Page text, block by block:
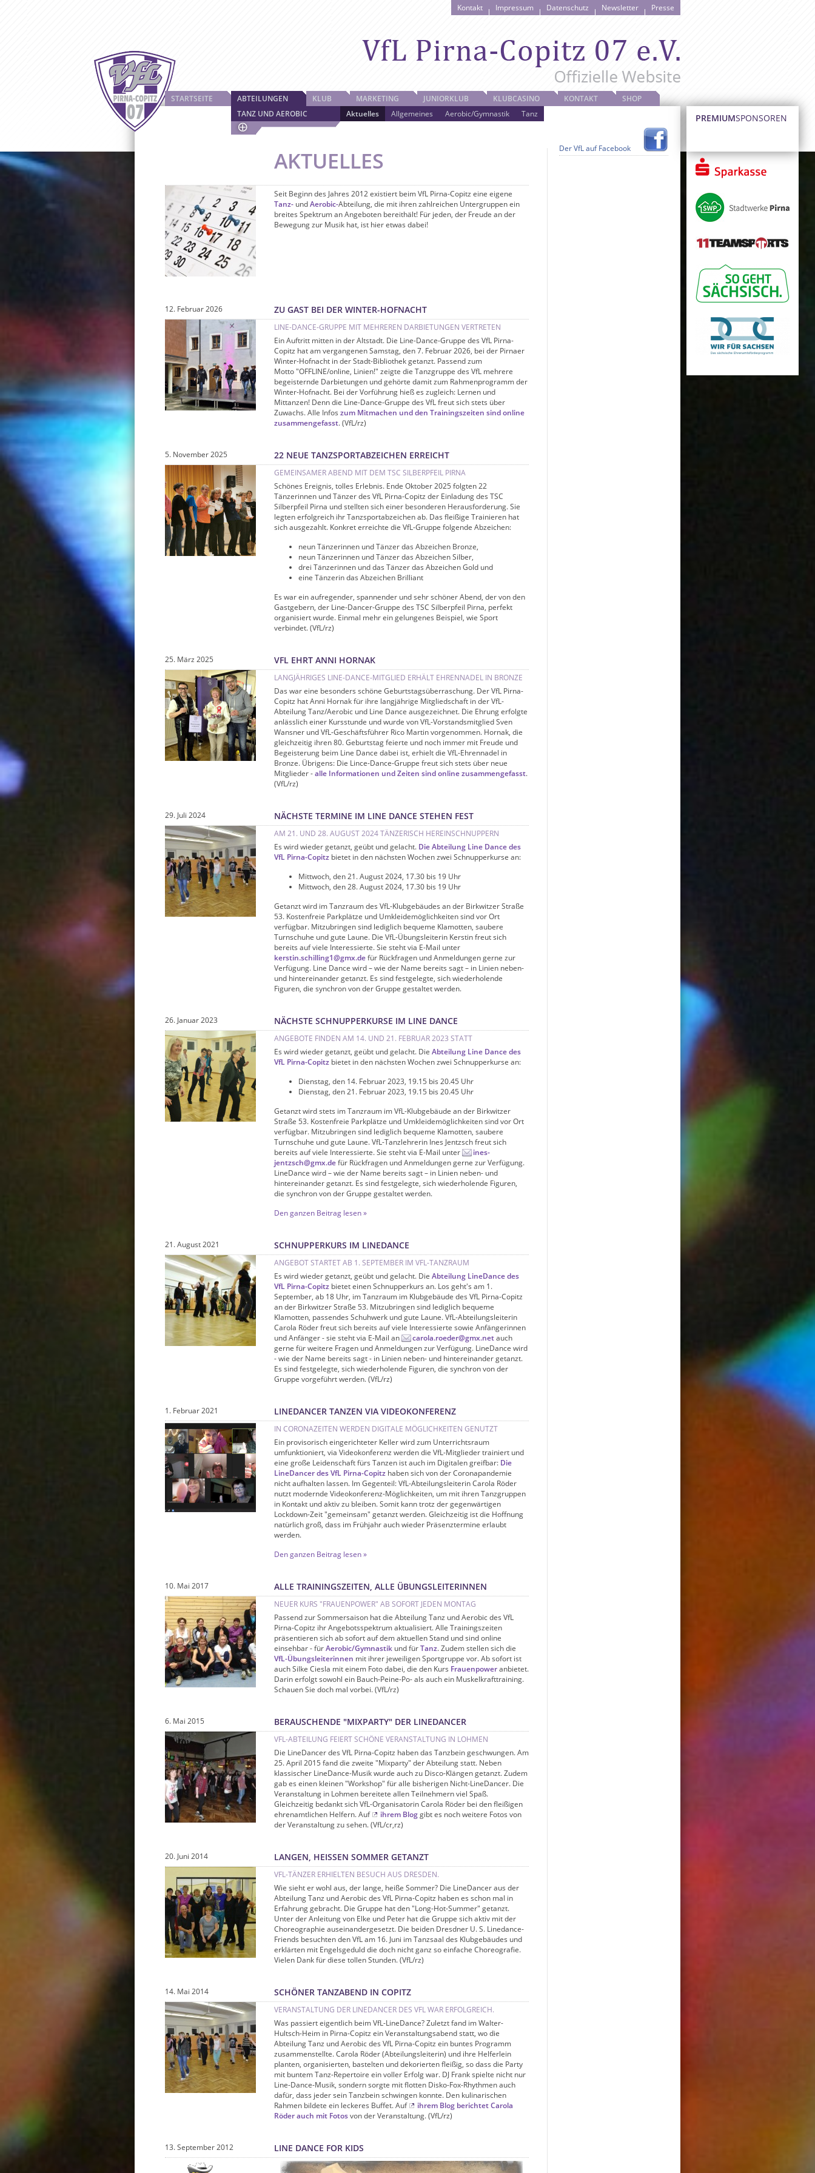
Kontakt Impressum Datenschutz Newsletter Presse
STARTSEITE
ABTEILUNGEN
TANZ UND AEROBIC
Aktuelles Allgemeines Aerobic/Gymnastik Tanz
KLUB MARKETING JUNIORKLUB KLUBCASINO KONTAKT SHOP
Der VfL auf Facebook
PREMIUMSPONSOREN
AKTUELLES
Seit Beginn des Jahres 2012 existiert beim VfL Pirna-Copitz eine eigene
Tanz- undAerobic-Abteilung, die mit ihren zahlreichen Untergruppen ein
breites Spektrum an Angeboten bereithält! Für jeden, der Freude an der
Bewegung zur Musik hat, ist hier etwas dabei!
ZU GAST BEI DER WINTER-HOFNACHT
12. Februar 2026
LINE-DANCE-GRUPPE MIT MEHREREN DARBIETUNGEN VERTRETEN
Ein Auftritt mitten in der Altstadt. Die Line-Dance-Gruppe des VfL Pirna-
Copitz hat am vergangenen Samstag, den 7. Februar 2026, bei der Pirnaer
Winter-Hofnacht in der Stadt-Bibliothek getanzt. Passend zum
Motto "OFFLINE/online, Linien!" zeigte die Tanzgruppe des VfL mehrere
begeisternde Darbietungen und gehörte damit zum Rahmenprogramm der
Winter-Hofnacht. Bei der Vorführung hieß es zugleich: Lernen und
Mittanzen! Denn die Line-Dance-Gruppe des VfL freut sich stets über
Zuwachs. Alle Infos zum Mitmachen und den Trainingszeiten sind online
zusammengefasst. (VfL/rz)
22 NEUE TANZSPORTABZEICHEN ERREICHT
5. November 2025
GEMEINSAMER ABEND MIT DEM TSC SILBERPFEIL PIRNA
Schönes Ereignis, tolles Erlebnis. Ende Oktober 2025 folgten 22
Tänzerinnen und Tänzer des VfL Pirna-Copitz der Einladung des TSC
Silberpfeil Pirna und stellten sich einer besonderen Herausforderung. Sie
legten erfolgreich ihr Tanzsportabzeichen ab. Das fleißige Trainieren hat
sich ausgezahlt. Konkret erreichte die VfL-Gruppe folgende Abzeichen:
neun Tänzerinnen und Tänzer das Abzeichen Bronze,
neun Tänzerinnen und Tänzer das Abzeichen Silber,
drei Tänzerinnen und das Tänzer das Abzeichen Gold und
eine Tänzerin das Abzeichen Brilliant
Es war ein aufregender, spannender und sehr schöner Abend, der von den
Gastgebern, der Line-Dancer-Gruppe des TSC Silberpfeil Pirna, perfekt
organisiert wurde. Einmal mehr ein gelungenes Beispiel, wie Sport
verbindet. (VfL/rz)
VFL EHRT ANNI HORNAK
25. März 2025
LANGJÄHRIGES LINE-DANCE-MITGLIED ERHÄLT EHRENNADEL IN BRONZE
Das war eine besonders schöne Geburtstagsüberraschung. Der VfL Pirna-
Copitz hat Anni Hornak für ihre langjährige Mitgliedschaft in der VfL-
Abteilung Tanz/Aerobic und Line Dance ausgezeichnet. Die Ehrung erfolgte
anlässlich einer Kursstunde und wurde von VfL-Vorstandsmitglied Sven
Wansner und VfL-Geschäftsführer Rico Martin vorgenommen. Hornak, die
gleichzeitig ihren 80. Geburtstag feierte und noch immer mit Freude und
Begeisterung beim Line Dance dabei ist, erhielt die VfL-Ehrennadel in
Bronze. Übrigens: Die Lince-Dance-Gruppe freut sich stets über neue
Mitglieder -alle Informationen und Zeiten sind online zusammengefasst.
(VfL/rz)
NÄCHSTE TERMINE IM LINE DANCE STEHEN FEST
29. Juli 2024
AM 21. UND 28. AUGUST 2024 TÄNZERISCH HEREINSCHNUPPERN
Es wird wieder getanzt, geübt und gelacht. Die Abteilung Line Dance des
VfL Pirna-Copitz bietet in den nächsten Wochen zwei Schnupperkurse an:
Mittwoch, den 21. August 2024, 17.30 bis 19 Uhr
Mittwoch, den 28. August 2024, 17.30 bis 19 Uhr
Getanzt wird im Tanzraum des VfL-Klubgebäudes an der Birkwitzer Straße
53. Kostenfreie Parkplätze und Umkleidemöglichkeiten sind vor Ort
verfügbar. Mitzubringen sind lediglich bequeme Klamotten, saubere
Turnschuhe und gute Laune. Die VfL-Übungsleiterin Kerstin freut sich
bereits auf viele Interessierte. Sie steht via E-Mail unter
kerstin.schilling1@gmx.defür Rückfragen und Anmeldungen gerne zur
Verfügung. Line Dance wird – wie der Name bereits sagt – in Linien neben-
und hintereinander getanzt. Es sind festgelegte, sich wiederholende
Figuren, die synchron von der Gruppe gestaltet werden.
NÄCHSTE SCHNUPPERKURSE IM LINE DANCE
26. Januar 2023
ANGEBOTE FINDEN AM 14. UND 21. FEBRUAR 2023 STATT
Es wird wieder getanzt, geübt und gelacht. Die Abteilung Line Dance des
VfL Pirna-Copitz bietet in den nächsten Wochen zwei Schnupperkurse an:
Dienstag, den 14. Februar 2023, 19.15 bis 20.45 Uhr
Dienstag, den 21. Februar 2023, 19.15 bis 20.45 Uhr
Getanzt wird stets im Tanzraum im VfL-Klubgebäude an der Birkwitzer
Straße 53. Kostenfreie Parkplätze und Umkleidemöglichkeiten sind vor Ort
verfügbar. Mitzubringen sind lediglich bequeme Klamotten, saubere
Turnschuhe und gute Laune. VfL-Tanzlehrerin Ines Jentzsch freut sich
bereits auf viele Interessierte. Sie steht via E-Mail unter
ines-
jentzsch@gmx.defür Rückfragen und Anmeldungen gerne zur Verfügung.
LineDance wird – wie der Name bereits sagt – in Linien neben- und
hintereinander getanzt. Es sind festgelegte, sich wiederholende Figuren,
die synchron von der Gruppe gestaltet werden.
Den ganzen Beitrag lesen »
SCHNUPPERKURS IM LINEDANCE
21. August 2021
ANGEBOT STARTET AB 1. SEPTEMBER IM VFL-TANZRAUM
Es wird wieder getanzt, geübt und gelacht. Die Abteilung LineDance des
VfL Pirna-Copitz bietet einen Schnupperkurs an. Los geht's am 1.
September, ab 18 Uhr, im Tanzraum im Klubgebäude des VfL Pirna-Copitz
an der Birkwitzer Straße 53. Mitzubringen sind lediglich bequeme
Klamotten, passendes Schuhwerk und gute Laune. VfL-Abteilungsleiterin
Carola Röder freut sich bereits auf viele Interessierte sowie Anfängerinnen
und Anfänger - sie steht via E-Mail an
carola.roeder@gmx.netauch
gerne für weitere Fragen und Anmeldungen zur Verfügung. LineDance wird
- wie der Name bereits sagt - in Linien neben- und hintereinander getanzt.
Es sind festgelegte, sich wiederholende Figuren, die synchron von der
Gruppe vorgeführt werden. (VfL/rz)
LINEDANCER TANZEN VIA VIDEOKONFERENZ
1. Februar 2021
IN CORONAZEITEN WERDEN DIGITALE MÖGLICHKEITEN GENUTZT
Ein provisorisch eingerichteter Keller wird zum Unterrichtsraum
umfunktioniert, via Videokonferenz werden die VfL-Mitglieder trainiert und
eine große Leidenschaft fürs Tanzen ist auch im Digitalen greifbar: Die
LineDancer des VfL Pirna-Copitz haben sich von der Coronapandemie
nicht aufhalten lassen. Im Gegenteil: VfL-Abteilungsleiterin Carola Röder
nutzt modernde Videokonferenz-Möglichkeiten, um mit ihren Tanzgruppen
in Kontakt und aktiv zu bleiben. Somit kann trotz der gegenwärtigen
Lockdown-Zeit "gemeinsam" getanzt werden. Gleichzeitig ist die Hoffnung
natürlich groß, dass im Frühjahr auch wieder Präsenztermine erlaubt
werden.
Den ganzen Beitrag lesen »
ALLE TRAININGSZEITEN, ALLE ÜBUNGSLEITERINNEN
10. Mai 2017
NEUER KURS "FRAUENPOWER" AB SOFORT JEDEN MONTAG
Passend zur Sommersaison hat die Abteilung Tanz und Aerobic des VfL
Pirna-Copitz ihr Angebotsspektrum aktualisiert. Alle Trainingszeiten
präsentieren sich ab sofort auf dem aktuellen Stand und sind online
einsehbar - fürAerobic/Gymnastik und fürTanz. Zudem stellen sich die
VfL-Übungsleiterinnen mit ihrer jeweiligen Sportgruppe vor. Ab sofort ist
auch Silke Ciesla mit einem Foto dabei, die den Kurs Frauenpoweranbietet.
Darin erfolgt sowohl ein Bauch-Peine-Po- als auch ein Muskelkrafttraining.
Schauen Sie doch mal vorbei. (VfL/rz)
BERAUSCHENDE "MIXPARTY" DER LINEDANCER
6. Mai 2015
VFL-ABTEILUNG FEIERT SCHÖNE VERANSTALTUNG IN LOHMEN
Die LineDancer des VfL Pirna-Copitz haben das Tanzbein geschwungen. Am
25. April 2015 fand die zweite "Mixparty" der Abteilung statt. Neben
klassischer LineDance-Musik wurde auch zu Disco-Klängen getanzt. Zudem
gab es einen kleinen "Workshop" für alle bisherigen Nicht-LineDancer. Die
Veranstaltung in Lohmen bereitete allen Teilnehmern viel Spaß.
Gleichzeitig bedankt sich VfL-Organisatorin Carola Röder bei den fleißigen
ehrenamtlichen Helfern. Auf
ihrem Bloggibt es noch weitere Fotos von
der Veranstaltung zu sehen. (VfL/cr,rz)
LANGEN, HEISSEN SOMMER GETANZT
20. Juni 2014
VFL-TÄNZER ERHIELTEN BESUCH AUS DRESDEN.
Wie sieht er wohl aus, der lange, heiße Sommer? Die LineDancer aus der
Abteilung Tanz und Aerobic des VfL Pirna-Copitz haben es schon mal in
Erfahrung gebracht. Die Gruppe hat den "Long-Hot-Summer" getanzt.
Unter der Anleitung von Elke und Peter hat die Gruppe sich aktiv mit der
Choreographie auseinandergesetzt. Die beiden Dresdner U. S. Linedance-
Friends besuchten den VfL am 16. Juni im Tanzsaal des Klubgebäudes und
erklärten mit Engelsgeduld die doch nicht ganz so einfache Choreografie.
Vielen Dank für diese tollen Stunden. (VfL/rz)
SCHÖNER TANZABEND IN COPITZ
14. Mai 2014
VERANSTALTUNG DER LINEDANCER DES VFL WAR ERFOLGREICH.
Was passiert eigentlich beim VfL-LineDance? Zuletzt fand im Walter-
Hultsch-Heim in Pirna-Copitz ein Veranstaltungsabend statt, wo die
Abteilung Tanz und Aerobic des VfL Pirna-Copitz ein buntes Programm
zusammenstellte. Carola Röder (Abteilungsleiterin) und ihre Helferlein
planten, organisierten, bastelten und dekorierten fleißig, so dass die Party
mit buntem Tanz-Repertoire ein voller Erfolg war. DJ Frank spielte nicht nur
Line-Dance-Musik, sondern sorgte mit flotten Disko-Fox-Rhythmen auch
dafür, dass jeder sein Tanzbein schwingen konnte. Den kulinarischen
Rahmen bildete ein leckeres Buffet. Auf
ihrem Blog berichtet Carola
Röder auch mit Fotosvon der Veranstaltung. (VfL/rz)
LINE DANCE FOR KIDS
13. September 2012